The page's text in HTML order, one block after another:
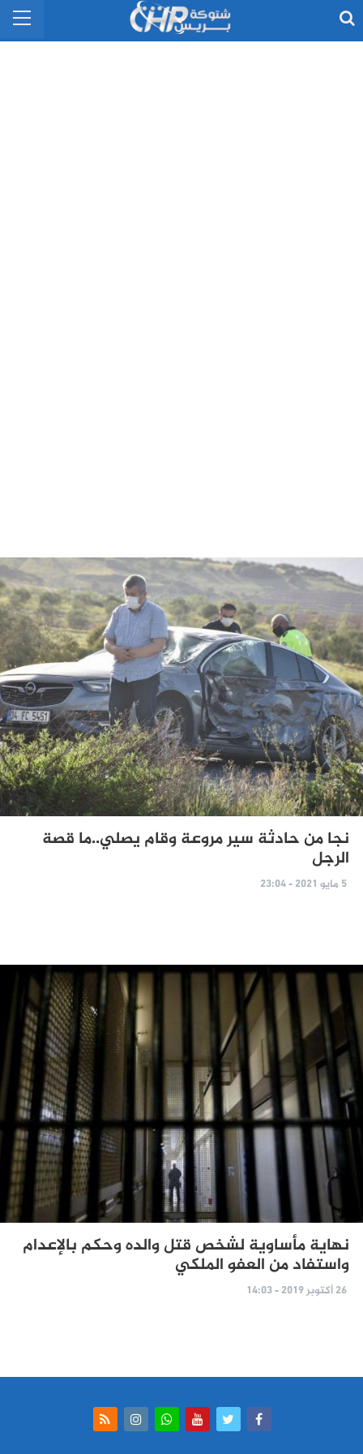
نجا من حادثة سير مروعة وقام يصلي..ما قصة
الرجل
5 مايو 2021 - 23:04
نهاية مأساوية لشخص قتل والده وحكم بالإعدام
واستفاد من العفو الملكي
26 أكتوبر 2019 - 14:03